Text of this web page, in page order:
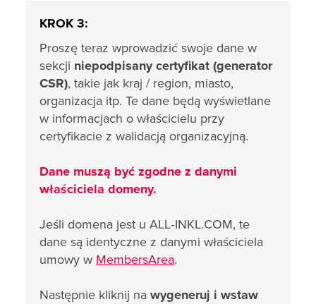
KROK 3:
Proszę teraz wprowadzić swoje dane w
sekcji niepodpisany certyfikat (generator
CSR), takie jak kraj / region, miasto,
organizacja itp. Te dane będą wyświetlane
w informacjach o właścicielu przy
certyfikacie z walidacją organizacyjną.
Dane muszą być zgodne z danymi
właściciela domeny.
Jeśli domena jest u ALL‑INKL.COM, te
dane są identyczne z danymi właściciela
umowy w MembersArea.
Następnie kliknij na wygeneruj i wstaw